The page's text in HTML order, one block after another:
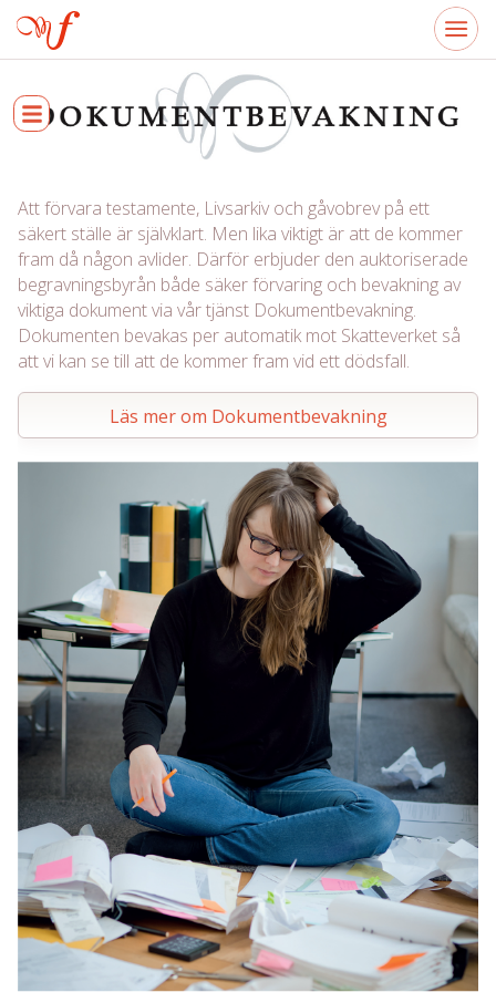
Att förvara testamente, Livsarkiv och gåvobrev på ett
säkert ställe är självklart. Men lika viktigt är att de kommer
fram då någon avlider. Därför erbjuder den auktoriserade
begravningsbyrån både säker förvaring och bevakning av
viktiga dokument via vår tjänst Dokumentbevakning.
Dokumenten bevakas per automatik mot Skatteverket så
att vi kan se till att de kommer fram vid ett dödsfall.
Läs mer om Dokumentbevakning